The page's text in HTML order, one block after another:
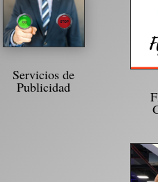
Servicios de
Publicidad